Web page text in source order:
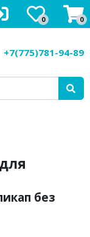
0 0
+7(775)781-94-89
без